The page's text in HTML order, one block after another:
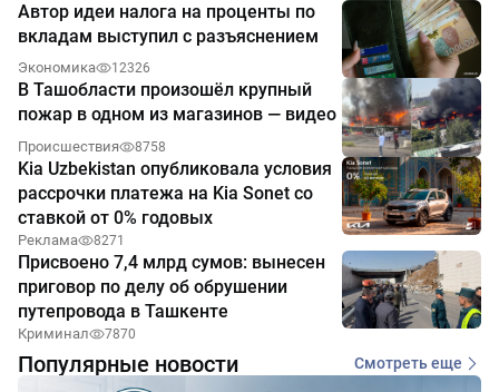
Автор идеи налога на проценты по
вкладам выступил с разъяснением
Экономика 12326
В Ташобласти произошёл крупный
пожар в одном из магазинов — видео
Происшествия 8758
Kia Uzbekistan опубликовала условия
рассрочки платежа на Kia Sonet со
ставкой от 0% годовых
Реклама 8271
Присвоено 7,4 млрд сумов: вынесен
приговор по делу об обрушении
путепровода в Ташкенте
Криминал 7870
Популярные новости Смотреть еще